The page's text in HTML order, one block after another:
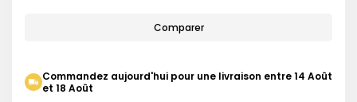
Comparer
Commandez aujourd'hui pour une livraison entre 14 Août
et 18 Août